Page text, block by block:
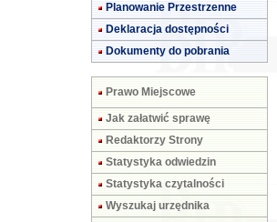
Planowanie Przestrzenne
Deklaracja dostępności
Dokumenty do pobrania
Prawo Miejscowe
Jak załatwić sprawę
Redaktorzy Strony
Statystyka odwiedzin
Statystyka czytalności
Wyszukaj urzędnika